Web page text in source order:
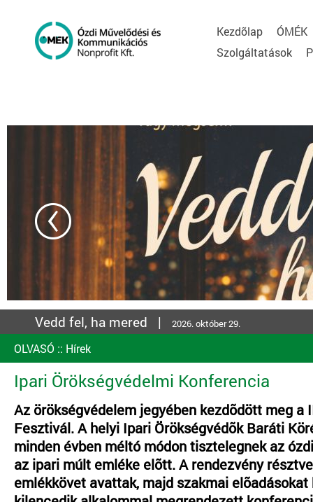
Kezdõlap
ÓMÉK
Szolgáltatások
Vedd fel, ha mered | 2026. október 29.
OLVASÓ :: Hírek
Ipari Örökségvédelmi Konferencia
Az örökségvédelem jegyében kezdõdött meg a
Fesztivál. A helyi Ipari Örökségvédõk Baráti
minden évben méltó módon tisztelegnek az
az ipari múlt emléke elõtt. A rendezvény
emlékkövet avattak, majd szakmai